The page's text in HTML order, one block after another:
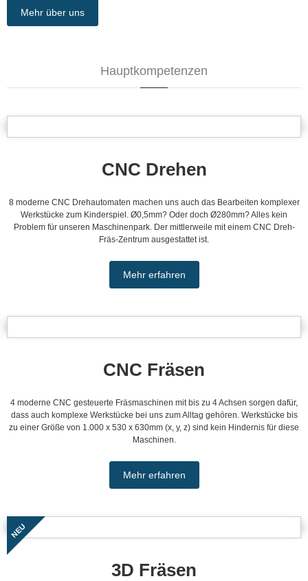
Mehr über uns
Hauptkompetenzen
CNC Drehen
8 moderne CNC Drehautomaten machen uns auch das Bearbeiten komplexer
Werkstücke zum Kinderspiel. Ø0,5mm? Oder doch Ø280mm? Alles kein
Problem für unseren Maschinenpark. Der mittlerweile mit einem CNC Dreh-
Fräs-Zentrum ausgestattet ist.
Mehr erfahren
CNC Fräsen
4 moderne CNC gesteuerte Fräsmaschinen mit bis zu 4 Achsen sorgen dafür,
dass auch komplexe Werkstücke bei uns zum Alltag gehören. Werkstücke bis
zu einer Größe von 1.000 x 530 x 630mm (x, y, z) sind kein Hindernis für diese
Maschinen.
Mehr erfahren
3D Fräsen